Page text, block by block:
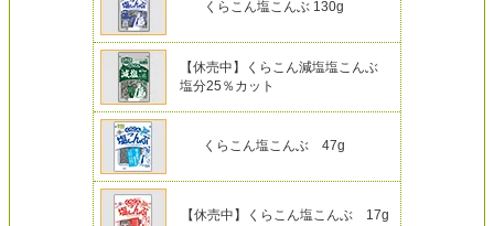
くらこん塩こんぶ 130g
【休売中】くらこん減塩塩こんぶ
塩分25％カット
くらこん塩こんぶ 47g
【休売中】くらこん塩こんぶ 17g